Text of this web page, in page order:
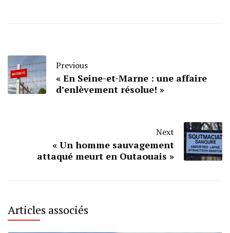
Previous
« En Seine-et-Marne : une affaire
d’enlèvement résolue! »
Next
« Un homme sauvagement
attaqué meurt en Outaouais »
Articles associés